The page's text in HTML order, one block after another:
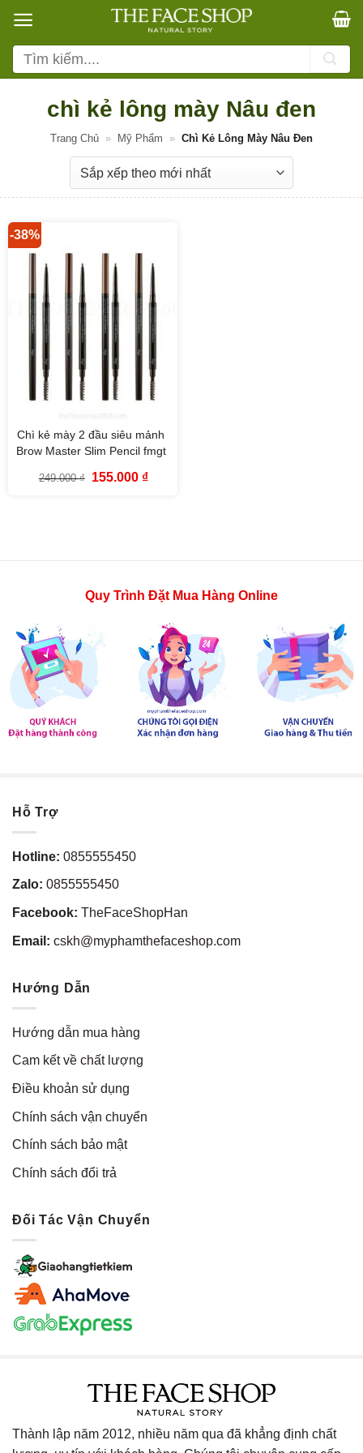
qua
nội
dung
Tìm
kiếm:
chì kẻ lông mày Nâu đen
Trang Chủ » Mỹ Phẩm » Chì Kẻ Lông Mày Nâu Đen
-38%
Chì kẻ mày 2 đầu siêu mảnh
Brow Master Slim Pencil fmgt
249.000₫
Giá
155.000 ₫Giá
Quy Trình Đặt Mua Hàng Online
Hỗ Trợ
Hotline: 0855555450
Zalo: 0855555450
Facebook: TheFaceShopHan
Email: cskh@myphamthefaceshop.com
Hướng Dẫn
Hướng dẫn mua hàng
Cam kết về chất lượng
Điều khoản sử dụng
Chính sách vận chuyển
Chính sách bảo mật
Chính sách đổi trả
Đối Tác Vận Chuyển
Thành lập năm 2012, nhiều năm qua đã khẳng định chất